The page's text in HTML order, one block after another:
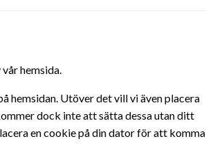
hemsida.
hemsidan. Utöver det vill vi även placera
dock inte att sätta dessa utan ditt
en cookie på din dator för att komma